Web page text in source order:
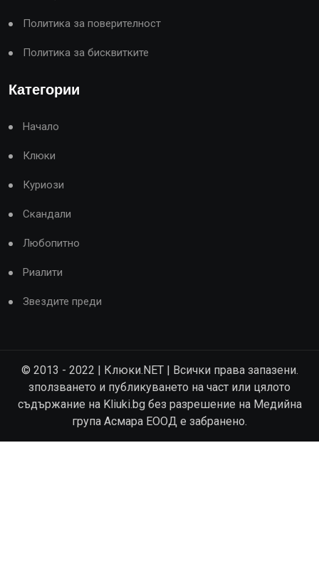
Политика за поверителност
Политика за бисквитките
Категории
Начало
Клюки
Куриози
Скандали
Любопитно
Риалити
Звездите преди
© 2013 - 2022 | Клюки.NET | Всички права запазени.
зползването и публикуването на част или цялото
съдържание на Kliuki.bg без разрешение на Медийна
група Асмара ЕООД е забранено.